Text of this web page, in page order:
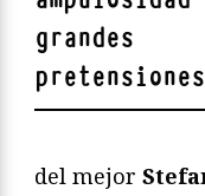
grandes
pretensiones
del mejor